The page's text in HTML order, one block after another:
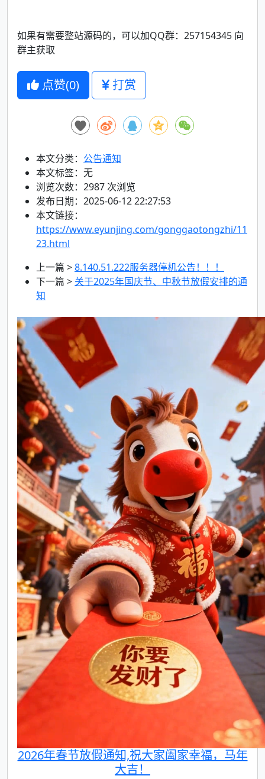
如果有需要整站源码的，可以加QQ群：257154345 向
群主获取
点赞(0) 打赏
本文分类： 公告通知
本文标签：无
浏览次数： 2987 次浏览
发布日期：2025-06-12 22:27:53
本文链接：
https://www.eyunjing.com/gonggaotongzhi/11
23.html
上一篇 >8.140.51.222服务器停机公告！！！
下一篇 > 关于2025年国庆节、中秋节放假安排的通
知
2026年春节放假通知,祝大家阖家幸福，马年
大吉！